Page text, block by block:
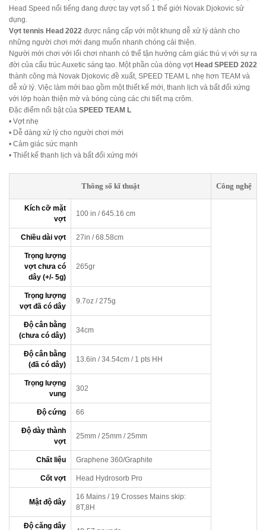
Head Speed nổi tiếng đang được tay vợt số 1 thế giới Novak Djokovic sử
dụng.
Vợt tennis Head 2022 được nâng cấp với một khung dễ xử lý dành cho
những người chơi mới đang muốn nhanh chóng cải thiện.
Người mới chơi với lối chơi nhanh có thể tận hưởng cảm giác thú vị với sự ra
đời của cấu trúc Auxetic sáng tạo. Một phần của dòng vợt Head SPEED 2022
thành công mà Novak Djokovic đề xuất, SPEED TEAM L nhẹ hơn TEAM và
dễ xử lý. Việc làm mới bao gồm một thiết kế mới, thanh lịch và bất đối xứng
với lớp hoàn thiện mờ và bóng cùng các chi tiết mạ crôm.
Đặc điểm nổi bật của SPEED TEAM L
• Vợt nhẹ
• Dễ dàng xử lý cho người chơi mới
• Cảm giác sức mạnh
• Thiết kế thanh lịch và bất đối xứng mới
Thông số kĩ thuật Công nghệ
Kích cỡ mặt
vợt
100 in / 645.16 cm
Chiều dài vợt 27in / 68.58cm
Trọng lượng
vợt chưa có
dây (+/- 5g)
265gr
Trọng lượng
vợt đã có dây
9.7oz / 275g
Độ cân bằng
(chưa có dây)
34cm
Độ cân bằng
(đã có dây)
13.6in / 34.54cm / 1 pts HH
Trọng lượng
vung
302
Độ cứng 66
Độ dày thành
vợt
25mm / 25mm / 25mm
Chất liệu Graphene 360/Graphite
Cốt vợt Head Hydrosorb Pro
Mật độ dây
16 Mains / 19 Crosses Mains skip:
8T,8H
Độ căng dây